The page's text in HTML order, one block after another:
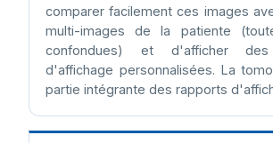
comparer facilement ces images
multi-images de la patiente
confondues) et d'afficher des
d'affichage personnalisées. La
partie intégrante des rapports